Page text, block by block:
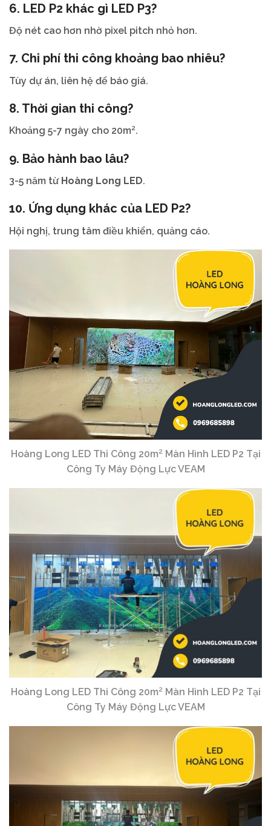
6. LED P2 khác gì LED P3?
Độ nét cao hơn nhờ pixel pitch nhỏ hơn.
7. Chi phí thi công khoảng bao nhiêu?
Tùy dự án, liên hệ để báo giá.
8. Thời gian thi công?
Khoảng 5-7 ngày cho 20m².
9. Bảo hành bao lâu?
3-5 năm từ Hoàng Long LED.
10. Ứng dụng khác của LED P2?
Hội nghị, trung tâm điều khiển, quảng cáo.
Hoàng Long LED Thi Công 20m² Màn Hình LED P2 Tại
Công Ty Máy Động Lực VEAM
Hoàng Long LED Thi Công 20m² Màn Hình LED P2 Tại
Công Ty Máy Động Lực VEAM